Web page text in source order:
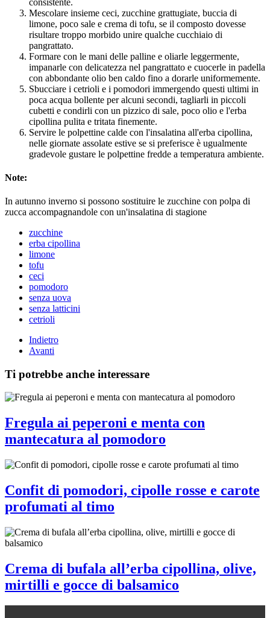
Mescolare insieme ceci, zucchine grattugiate, buccia di
limone, poco sale e crema di tofu, se il composto dovesse
risultare troppo morbido unire qualche cucchiaio di
pangrattato.
Formare con le mani delle palline e oliarle leggermente,
impanarle con delicatezza nel pangrattato e cuocerle in padella
con abbondante olio ben caldo fino a dorarle uniformemente.
Sbucciare i cetrioli e i pomodori immergendo questi ultimi in
poca acqua bollente per alcuni secondi, tagliarli in piccoli
cubetti e condirli con un pizzico di sale, poco olio e l'erba
cipollina pulita e tritata finemente.
Servire le polpettine calde con l'insalatina all'erba cipollina,
nelle giornate assolate estive se si preferisce è ugualmente
gradevole gustare le polpettine fredde a temperatura ambiente.
Note:
In autunno inverno si possono sostituire le zucchine con polpa di
zucca accompagnandole con un'insalatina di stagione
zucchine
erba cipollina
limone
tofu
ceci
pomodoro
senza uova
senza latticini
cetrioli
Indietro
Avanti
Ti potrebbe anche interessare
Fregula ai peperoni e menta con
mantecatura al pomodoro
Confit di pomodori, cipolle rosse e carote
profumati al timo
Crema di bufala all’erba cipollina, olive,
mirtilli e gocce di balsamico